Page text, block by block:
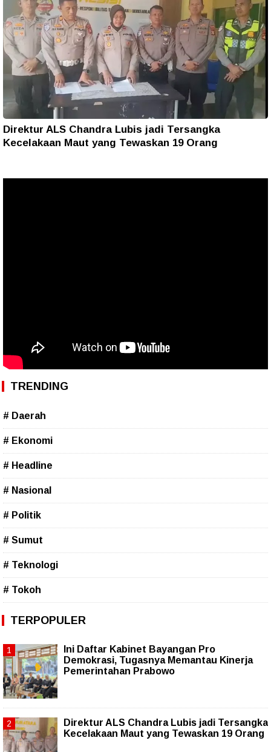
Direktur ALS Chandra Lubis jadi Tersangka
Kecelakaan Maut yang Tewaskan 19 Orang
TRENDING
# Daerah
# Ekonomi
# Headline
# Nasional
# Politik
# Sumut
# Teknologi
# Tokoh
TERPOPULER
Ini Daftar Kabinet Bayangan Pro
Demokrasi, Tugasnya Memantau Kinerja
Pemerintahan Prabowo
Direktur ALS Chandra Lubis jadi Tersangka
Kecelakaan Maut yang Tewaskan 19 Orang